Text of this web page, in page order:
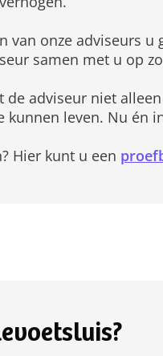
onze adviseurs
samen met u op
adviseur niet
leven. Nu én
Hier kunt u een